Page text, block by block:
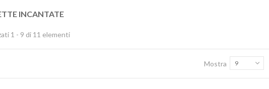
INCANTATE
1 - 9 di 11 elementi
Mostra 9